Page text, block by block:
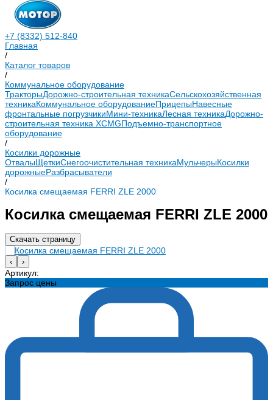
+7 (8332) 512-840
Главная
/
Каталог товаров
/
Коммунальное оборудование
ТракторыДорожно-строительная техникаСельскохозяйственная
техникаКоммунальное оборудованиеПрицепыНавесные
фронтальные погрузчикиМини-техникаЛесная техникаДорожно-
строительная техника XCMGПодъемно-транспортное
оборудование
/
Косилки дорожные
ОтвалыЩеткиСнегоочистительная техникаМульчерыКосилки
дорожныеРазбрасыватели
/
Косилка смещаемая FERRI ZLE 2000
Косилка смещаемая FERRI ZLE 2000
Скачать страницу
‹ ›
Артикул:
Запрос цены